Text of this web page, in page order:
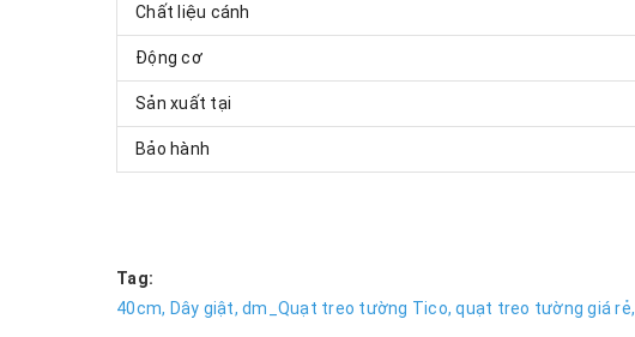
Chất liệu cánh
Động cơ
Sản xuất tại
Bảo hành
Tag:
40cm, Dây giật, dm_Quạt treo tường Tico, quạt treo tường giá rẻ,